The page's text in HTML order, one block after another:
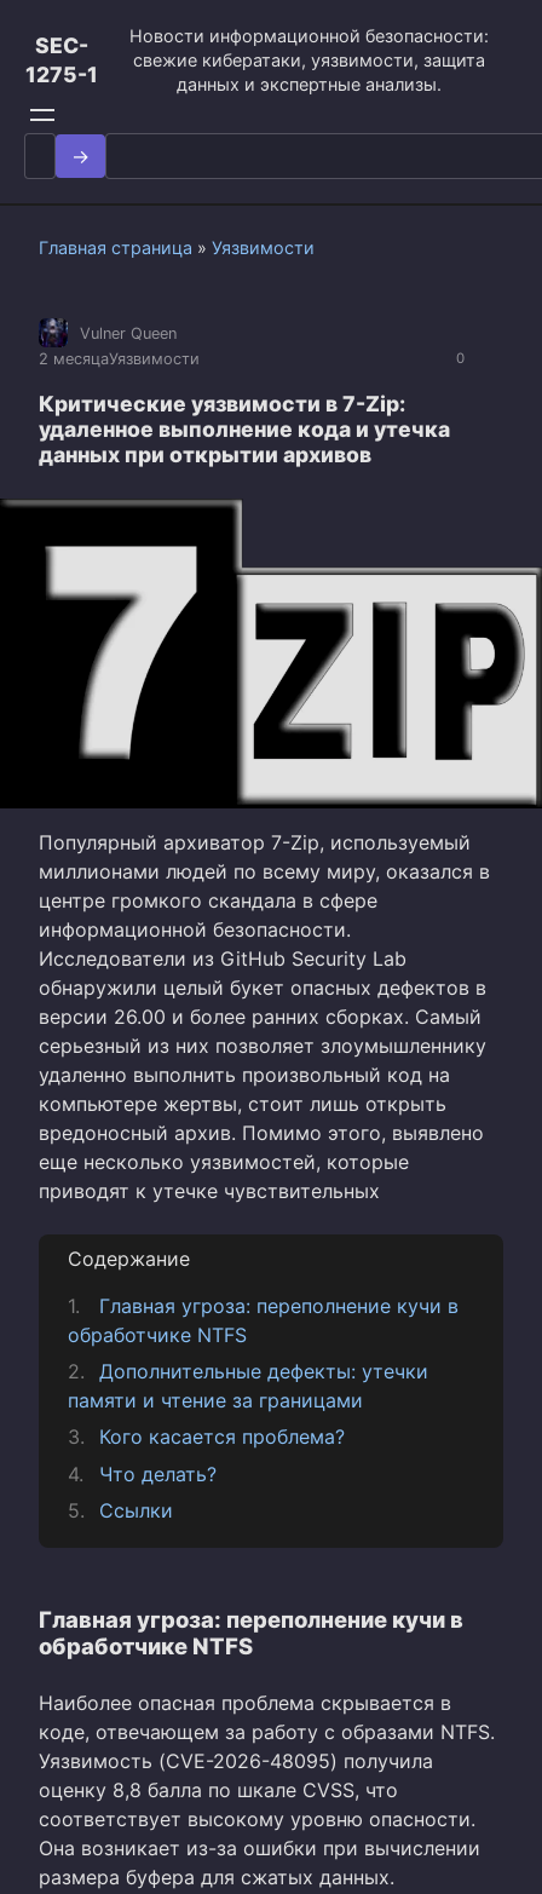
контенту
SEC-
1275-1
Новости информационной безопасности:
свежие кибератаки, уязвимости, защита
данных и экспертные анализы.
Search
for:
Главная страница » Уязвимости
0
Vulner Queen
2 месяцаУязвимости
Критические уязвимости в 7-Zip:
удаленное выполнение кода и утечка
данных при открытии архивов
Популярный архиватор 7-Zip, используемый
миллионами людей по всему миру, оказался в
центре громкого скандала в сфере
информационной безопасности.
Исследователи из GitHub Security Lab
обнаружили целый букет опасных дефектов в
версии 26.00 и более ранних сборках. Самый
серьезный из них позволяет злоумышленнику
удаленно выполнить произвольный код на
компьютере жертвы, стоит лишь открыть
вредоносный архив. Помимо этого, выявлено
еще несколько уязвимостей, которые
приводят к утечке чувствительных
Содержание
Главная угроза: переполнение кучи в
обработчике NTFS
Дополнительные дефекты: утечки
памяти и чтение за границами
Кого касается проблема?
Что делать?
Ссылки
Главная угроза: переполнение кучи в
обработчике NTFS
Наиболее опасная проблема скрывается в
коде, отвечающем за работу с образами NTFS.
Уязвимость (CVE-2026-48095) получила
оценку 8,8 балла по шкале CVSS, что
соответствует высокому уровню опасности.
Она возникает из-за ошибки при вычислении
размера буфера для сжатых данных.